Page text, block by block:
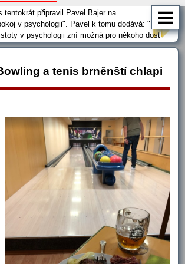
tentokrát připravil Pavel Bajer na
v psychologii". Pavel k tomu dodává: "
v psychologii zní možná pro někoho dost
se nad tím, co může být příčinou a také
a tenis brněnští chlapi